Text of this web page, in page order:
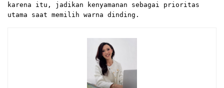
karena itu, jadikan kenyamanan sebagai prioritas
utama saat memilih warna dinding.